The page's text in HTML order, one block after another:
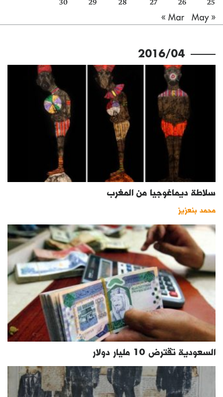
25
26
27
28
29
30
« Mar
May »
2016/04
سلاطة ديماغوجيا من المغرب
محمد بنعزيز
السعودية تقترض 10 مليار دولار